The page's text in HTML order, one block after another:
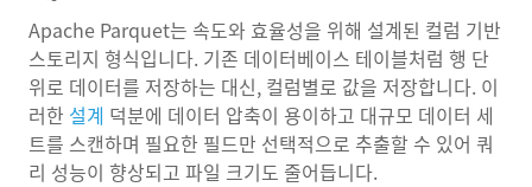
Apache Parquet는 속도와 효율성을 위해 설계된 컬럼 기반
스토리지 형식입니다. 기존 데이터베이스 테이블처럼 행 단
위로 데이터를 저장하는 대신, 컬럼별로 값을 저장합니다. 이
러한 설계 덕분에 데이터 압축이 용이하고 대규모 데이터 세
트를 스캔하며 필요한 필드만 선택적으로 추출할 수 있어 쿼
리 성능이 향상되고 파일 크기도 줄어듭니다.